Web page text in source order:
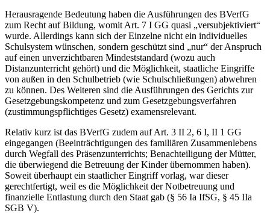
Herausragende Bedeutung haben die Ausführungen des BVerfG
zum Recht auf Bildung, womit Art. 7 I GG quasi „versubjektiviert“
wurde. Allerdings kann sich der Einzelne nicht ein individuelles
Schulsystem wünschen, sondern geschützt sind „nur“ der Anspruch
auf einen unverzichtbaren Mindeststandard (wozu auch
Distanzunterricht gehört) und die Möglichkeit, staatliche Eingriffe
von außen in den Schulbetrieb (wie Schulschließungen) abwehren
zu können. Des Weiteren sind die Ausführungen des Gerichts zur
Gesetzgebungskompetenz und zum Gesetzgebungsverfahren
(zustimmungspflichtiges Gesetz) examensrelevant.
Relativ kurz ist das BVerfG zudem auf Art. 3 II 2, 6 I, II 1 GG
eingegangen (Beeinträchtigungen des familiären Zusammenlebens
durch Wegfall des Präsenzunterrichts; Benachteiligung der Mütter,
die überwiegend die Betreuung der Kinder übernommen haben).
Soweit überhaupt ein staatlicher Eingriff vorlag, war dieser
gerechtfertigt, weil es die Möglichkeit der Notbetreuung und
finanzielle Entlastung durch den Staat gab (§ 56 Ia IfSG, § 45 IIa
SGB V).